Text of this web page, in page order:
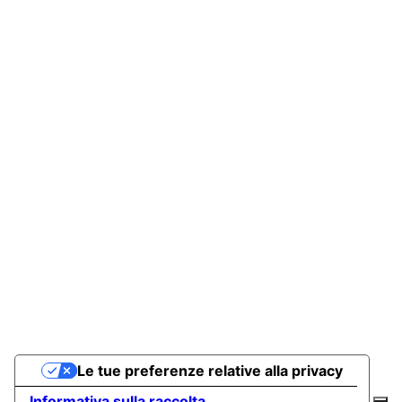
Le tue preferenze relative alla privacy